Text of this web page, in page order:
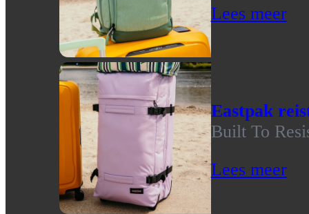
Lees meer
Eastpak
Built To
Lees meer